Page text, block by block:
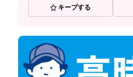
キープする